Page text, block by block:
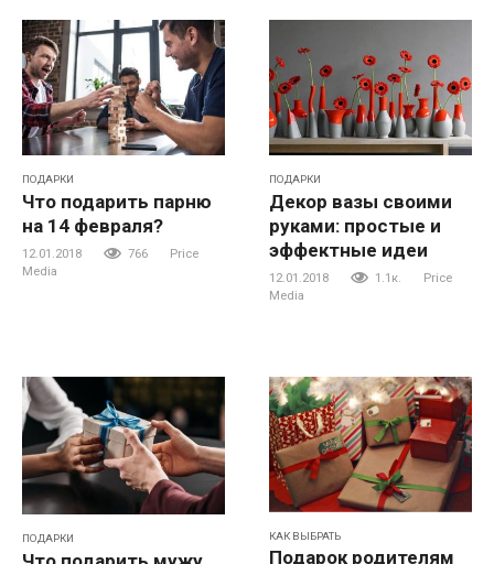
ПОДАРКИ
Что подарить парню
на 14 февраля?
12.01.2018 766
Price
Media
ПОДАРКИ
Декор вазы своими
руками: простые и
эффектные идеи
12.01.2018 1.1к.
Price
Media
ПОДАРКИ КАК ВЫБРАТЬ
Подарок родителям